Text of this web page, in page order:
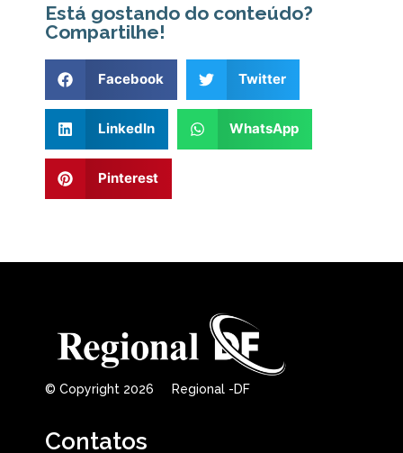
Está gostando do conteúdo?
Compartilhe!
Facebook Twitter
LinkedIn WhatsApp
Pinterest
© Copyright 2026 Regional -DF
Contatos